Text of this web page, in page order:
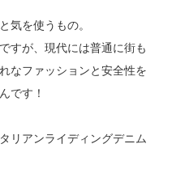
気を使うもの。
すが、現代には普通に街も
なファッションと安全性を
です！
リアンライディングデニム